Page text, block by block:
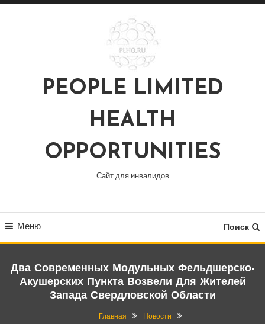
Перейти
PEOPLE LIMITED
HEALTH
OPPORTUNITIES
Сайт для инвалидов
Меню Поиск
Два Современных Модульных Фельдшерско-
Акушерских Пункта Возвели Для Жителей
Запада Свердловской Области
Главная
Новости